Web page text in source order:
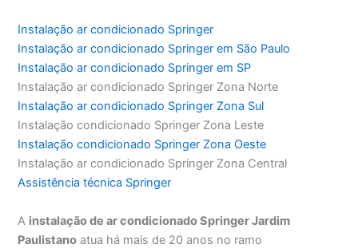
Instalação ar condicionado Springer
Instalação ar condicionado Springer em São Paulo
Instalação ar condicionado Springer em SP
Instalação ar condicionado Springer Zona Norte
Instalação ar condicionado Springer Zona Sul
Instalação condicionado Springer Zona Leste
Instalação condicionado Springer Zona Oeste
Instalação ar condicionado Springer Zona Central
Assistência técnica Springer
A instalação de ar condicionado Springer Jardim
Paulistano atua há mais de 20 anos no ramo